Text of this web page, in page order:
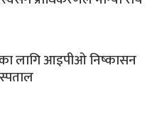
लागि आइपीओ निष्कासन